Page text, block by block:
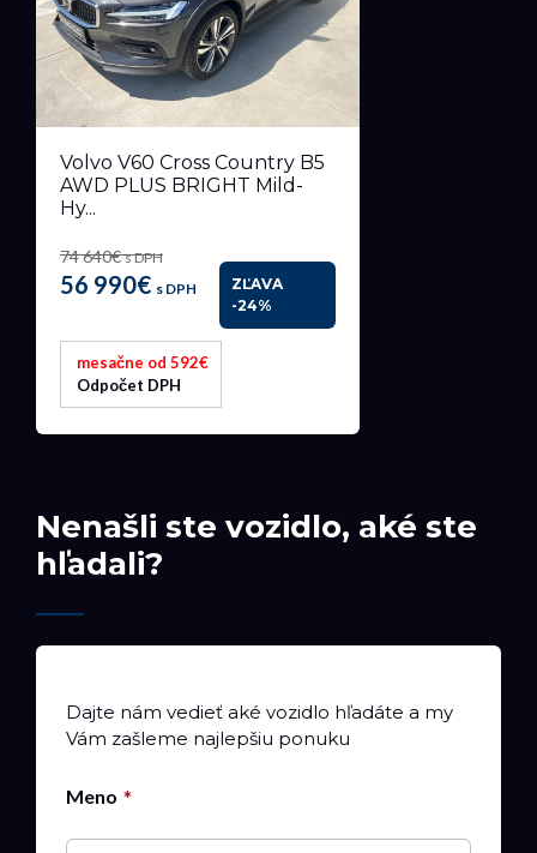
Volvo V60 Cross Country B5
AWD PLUS BRIGHT Mild-
Hy...
74 640€s DPH
56 990€ s DPH
ZĽAVA
-24%
mesačne od 592€
Odpočet DPH
Nenašli ste vozidlo, aké ste
hľadali?
Dajte nám vedieť aké vozidlo hľadáte a my
Vám zašleme najlepšiu ponuku
Meno